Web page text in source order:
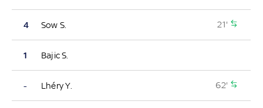
4 Sow S. 21'
1 Bajic S.
- Lhéry Y. 62'